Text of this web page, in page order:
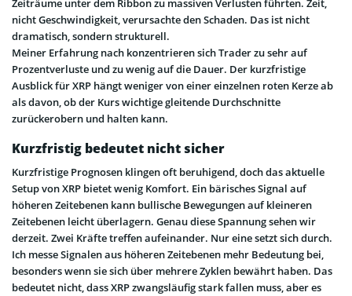
Zeiträume unter dem Ribbon zu massiven Verlusten führten. Zeit,
nicht Geschwindigkeit, verursachte den Schaden. Das ist nicht
dramatisch, sondern strukturell.
Meiner Erfahrung nach konzentrieren sich Trader zu sehr auf
Prozentverluste und zu wenig auf die Dauer. Der kurzfristige
Ausblick für XRP hängt weniger von einer einzelnen roten Kerze ab
als davon, ob der Kurs wichtige gleitende Durchschnitte
zurückerobern und halten kann.
Kurzfristig bedeutet nicht sicher
Kurzfristige Prognosen klingen oft beruhigend, doch das aktuelle
Setup von XRP bietet wenig Komfort. Ein bärisches Signal auf
höheren Zeitebenen kann bullische Bewegungen auf kleineren
Zeitebenen leicht überlagern. Genau diese Spannung sehen wir
derzeit. Zwei Kräfte treffen aufeinander. Nur eine setzt sich durch.
Ich messe Signalen aus höheren Zeitebenen mehr Bedeutung bei,
besonders wenn sie sich über mehrere Zyklen bewährt haben. Das
bedeutet nicht, dass XRP zwangsläufig stark fallen muss, aber es